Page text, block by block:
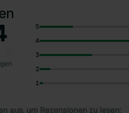
5
4
3
2
1
aus, um Rezensionen zu lesen: